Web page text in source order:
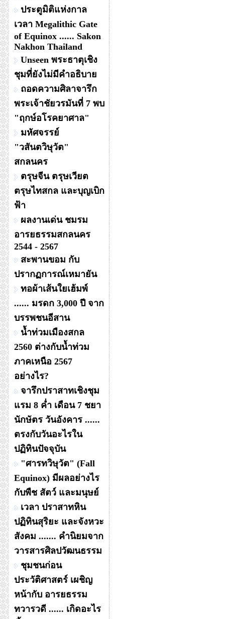
ประตูมิติแห่งกาล
เวลา Megalithic Gate
of Equinox ...... Sakon
Nakhon Thailand
Unseen พระธาตุเชิง
ชุมที่ยังไม่มีคำอธิบาย
ถอดความศิลาจารึก
พระเจ้าชัยวรมันที่ 7 พบ
"ฤกษ์อโรคยาศาล"
มหัศจรรย์
"วสันตวิษุวัต"
สกลนคร
ตรุษจีน ตรุษเวียต
ตรุษไทสกล และบุญเบิก
ฟ้า
ผลงานเด่น ชมรม
อารยธรรมสกลนคร
2544 - 2567
สะพานขอม กับ
ปรากฏการณ์เหมายัน
ทอผ้าเส้นใยเฮ้มพ์
...... มรดก 3,000 ปี จาก
บรรพชนอีสาน
น้ำท่วมเมืองสกล
2560 ต่างกับน้ำท่วม
ภาคเหนือ 2567
อย่างไร?
จารึกปราสาทเชิงชุม
แรม 8 ค่ำ เดือน 7 ชยา
นักษัตร วันอังคาร ......
ตรงกับวันอะไรใน
ปฏิทินปัจจุบัน
"ศารทวิษุวัต" (Fall
Equinox) มีผลอย่างไร
กับพืช สัตว์ และมนุษย์
เวลา ปราสาทหิน
ปฏิทินสุริยะ และจังหวะ
สังคม ....... คำนิยมจาก
วารสารศิลปวัฒนธรรม
ชุมชนก่อน
ประวัติศาสตร์ เผชิญ
หน้ากับ อารยธรรม
ทวารวดี ...... เกิดอะไร